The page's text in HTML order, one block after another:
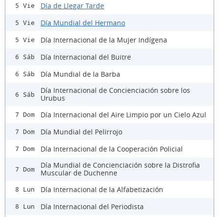
5 Vie Día de Llegar Tarde
5 Vie Día Mundial del Hermano
5 Vie Día Internacional de la Mujer Indígena
6 Sáb Día Internacional del Buitre
6 Sáb Día Mundial de la Barba
6 Sáb
Día Internacional de Concienciación sobre los
Urubus
7 Dom Día Internacional del Aire Limpio por un Cielo Azul
7 Dom Día Mundial del Pelirrojo
7 Dom Día Internacional de la Cooperación Policial
7 Dom
Día Mundial de Concienciación sobre la Distrofia
Muscular de Duchenne
8 Lun Día Internacional de la Alfabetización
8 Lun Día Internacional del Periodista